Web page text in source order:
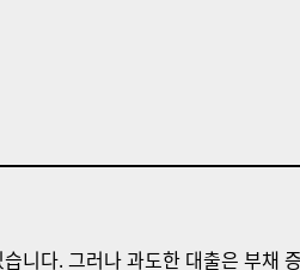
니다. 그러나 과도한 대출은 부채